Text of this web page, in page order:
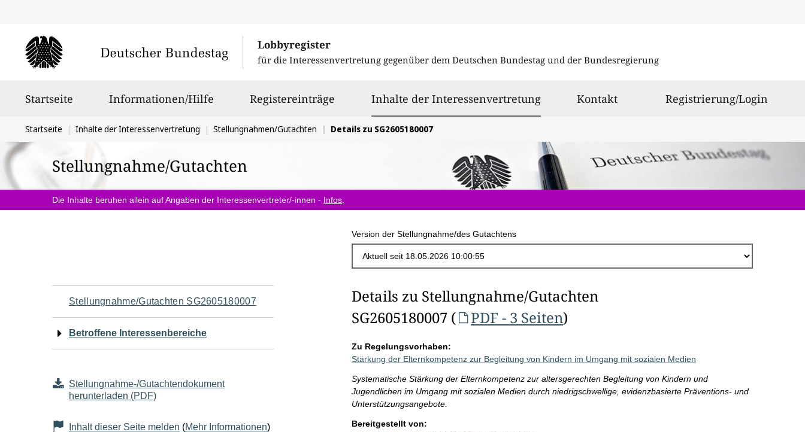
Lobbyregister
für die Interessenvertretung gegenüber dem Deutschen Bundestag und der Bundesregierung
Startseite Informationen/Hilfe Registereinträge Inhalte der Interessenvertretungausgewählt
Kontakt Registrierung/Login
Sie
befinden
sich
hier:
Startseite Inhalte der Interessenvertretung Stellungnahmen/Gutachten Details zu SG2605180007
Stellungnahme/Gutachten
Die Inhalte beruhen allein auf Angaben der Interessenvertreter/-innen - Infos
Version der Stellungnahme/des Gutachtens
Navigation
für
Seiteninhalt
Stellungnahme/Gutachten SG2605180007
Betroffene Interessenbereiche
Stellungnahme-/Gutachtendokument
herunterladen (PDF)
Inhalt dieser Seite melden (Mehr Informationen)
Details zu Stellungnahme/Gutachten
SG2605180007 (
PDF - 3 Seiten)
Zu Regelungsvorhaben:
Stärkung der Elternkompetenz zur Begleitung von Kindern im Umgang mit sozialen Medien
Systematische Stärkung der Elternkompetenz zur altersgerechten Begleitung von Kindern und
Jugendlichen im Umgang mit sozialen Medien durch niedrigschwellige, evidenzbasierte Präventions- und
Unterstützungsangebote.
Bereitgestellt von: